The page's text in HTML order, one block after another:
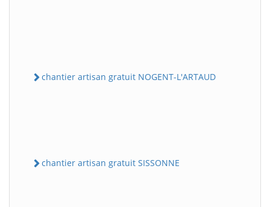
chantier artisan gratuit NOGENT-L'ARTAUD
chantier artisan gratuit SISSONNE